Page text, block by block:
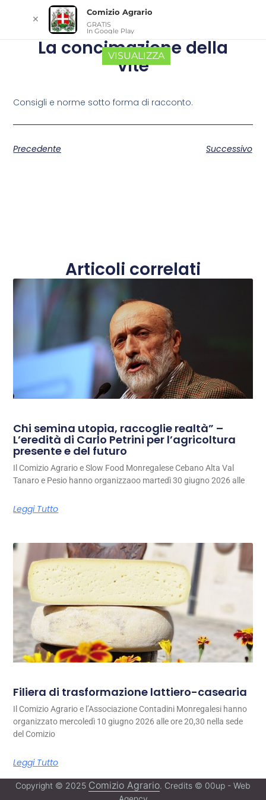
La concimazione della
vite
Consigli e norme sotto forma di racconto.
Precedente Successivo
Articoli correlati
Chi semina utopia, raccoglie realtà” –
L’eredità di Carlo Petrini per l’agricoltura
presente e del futuro
Il Comizio Agrario e Slow Food Monregalese Cebano Alta Val
Tanaro e Pesio hanno organizzaoo martedì 30 giugno 2026 alle
Leggi Tutto
Filiera di trasformazione lattiero-casearia
Il Comizio Agrario e l’Associazione Contadini Monregalesi hanno
organizzato mercoledì 10 giugno 2026 alle ore 20,30 nella sede
del Comizio
Leggi Tutto
Copyright © 2025 Comizio Agrario. Credits © 00up - Web
✕
Comizio Agrario
GRATIS
In Google Play
VISUALIZZA